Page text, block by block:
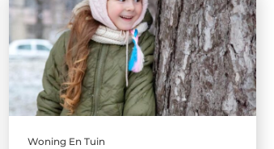
Woning En Tuin